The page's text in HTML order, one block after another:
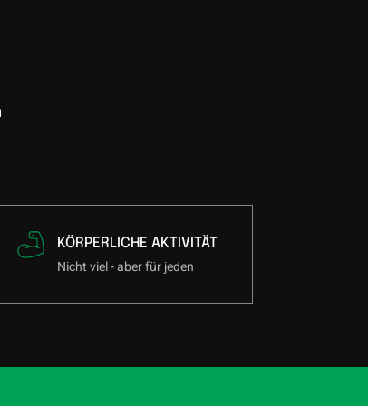
KÖRPERLICHE AKTIVITÄT
Nicht viel - aber für jeden